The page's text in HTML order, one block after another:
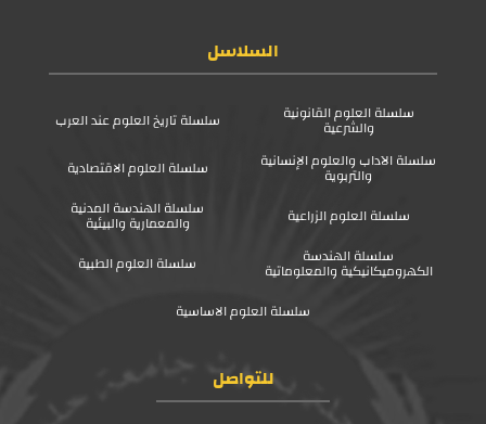
السلاسل
سلسلة العلوم القانونية
والشرعية
سلسلة تاريخ العلوم عند العرب
سلسلة الآداب والعلوم الإنسانية
والتربوية
سلسلة العلوم الاقتصادية
سلسلة العلوم الزراعية
سلسلة الهندسة المدنية
والمعمارية والبيئية
سلسلة الهندسة
الكهروميكانيكية والمعلوماتية
سلسلة العلوم الطبية
سلسلة العلوم الاساسية
للتواصل